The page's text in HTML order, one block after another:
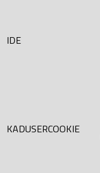
IDE
KADUSERCOOKIE